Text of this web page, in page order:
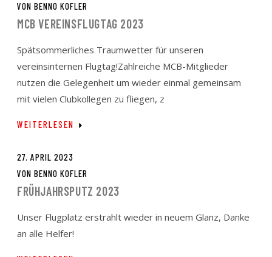
VON BENNO KOFLER
MCB VEREINSFLUGTAG 2023
Spätsommerliches Traumwetter für unseren
vereinsinternen Flugtag!Zahlreiche MCB-Mitglieder
nutzen die Gelegenheit um wieder einmal gemeinsam
mit vielen Clubkollegen zu fliegen, z
WEITERLESEN
27. APRIL 2023
VON BENNO KOFLER
FRÜHJAHRSPUTZ 2023
Unser Flugplatz erstrahlt wieder in neuem Glanz, Danke
an alle Helfer!